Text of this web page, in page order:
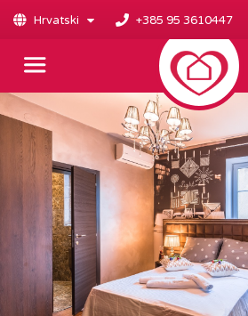
Hrvatski +385 95 3610447